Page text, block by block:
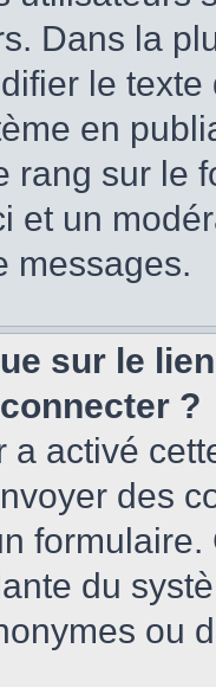
Dans la
le
en
rang sur le
et un
messages.
sur le
?
a activé
des
du
ou